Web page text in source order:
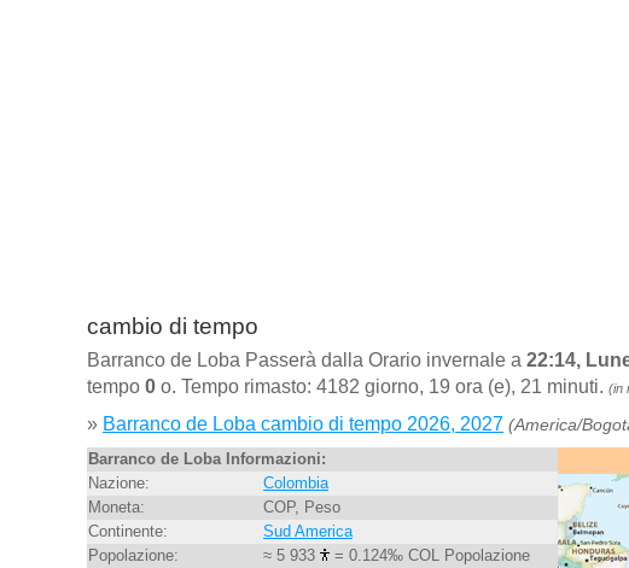
cambio di tempo
Barranco de Loba Passerà dalla Orario invernale a 22:14,
tempo 0 o. Tempo rimasto: 4182 giorno, 19 ora (e), 21 minuti. (in
» Barranco de Loba cambio di tempo 2026, 2027 (America/
Barranco de Loba Informazioni:
Nazione:
Colombia
Moneta:
COP, Peso
Continente:
Sud America
Popolazione:
≈ 5 933
= 0.124‰ COL Popolazione